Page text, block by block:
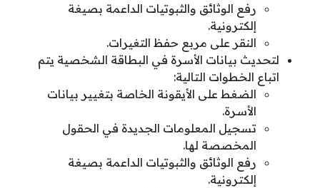
رفع الوثائق والثبوتيات الداعمة بصيغة
إلكترونية.
النقر على مربع حفظ التغيرات.
لتحديث بيانات الأسرة في البطاقة الشخصية يتم
اتباع الخطوات التالية:
الضغط على الأيقونة الخاصة بتغيير بيانات
الأسرة.
تسجيل المعلومات الجديدة في الحقول
المخصصة لها.
رفع الوثائق والثبوتيات الداعمة بصيغة
إلكترونية.